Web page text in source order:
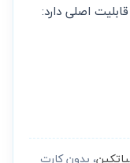
اصلی دارد:
، بدون کارت